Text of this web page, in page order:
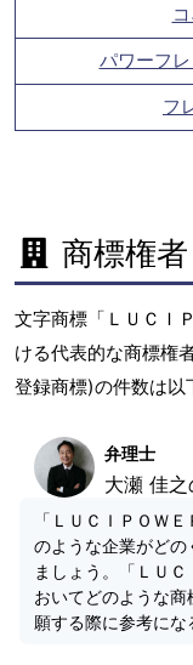
パワーフ
フ
商標権
文字商標「ＬＵＣＩ
ける代表的な商標権
登録商標)の件数は以
弁理士
大瀬 佳之
「ＬＵＣＩＰＯＷ
のような企業がど
ましょう。「ＬＵ
おいてどのような
願する際に参考にな